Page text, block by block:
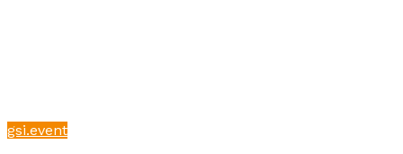
gsi.event